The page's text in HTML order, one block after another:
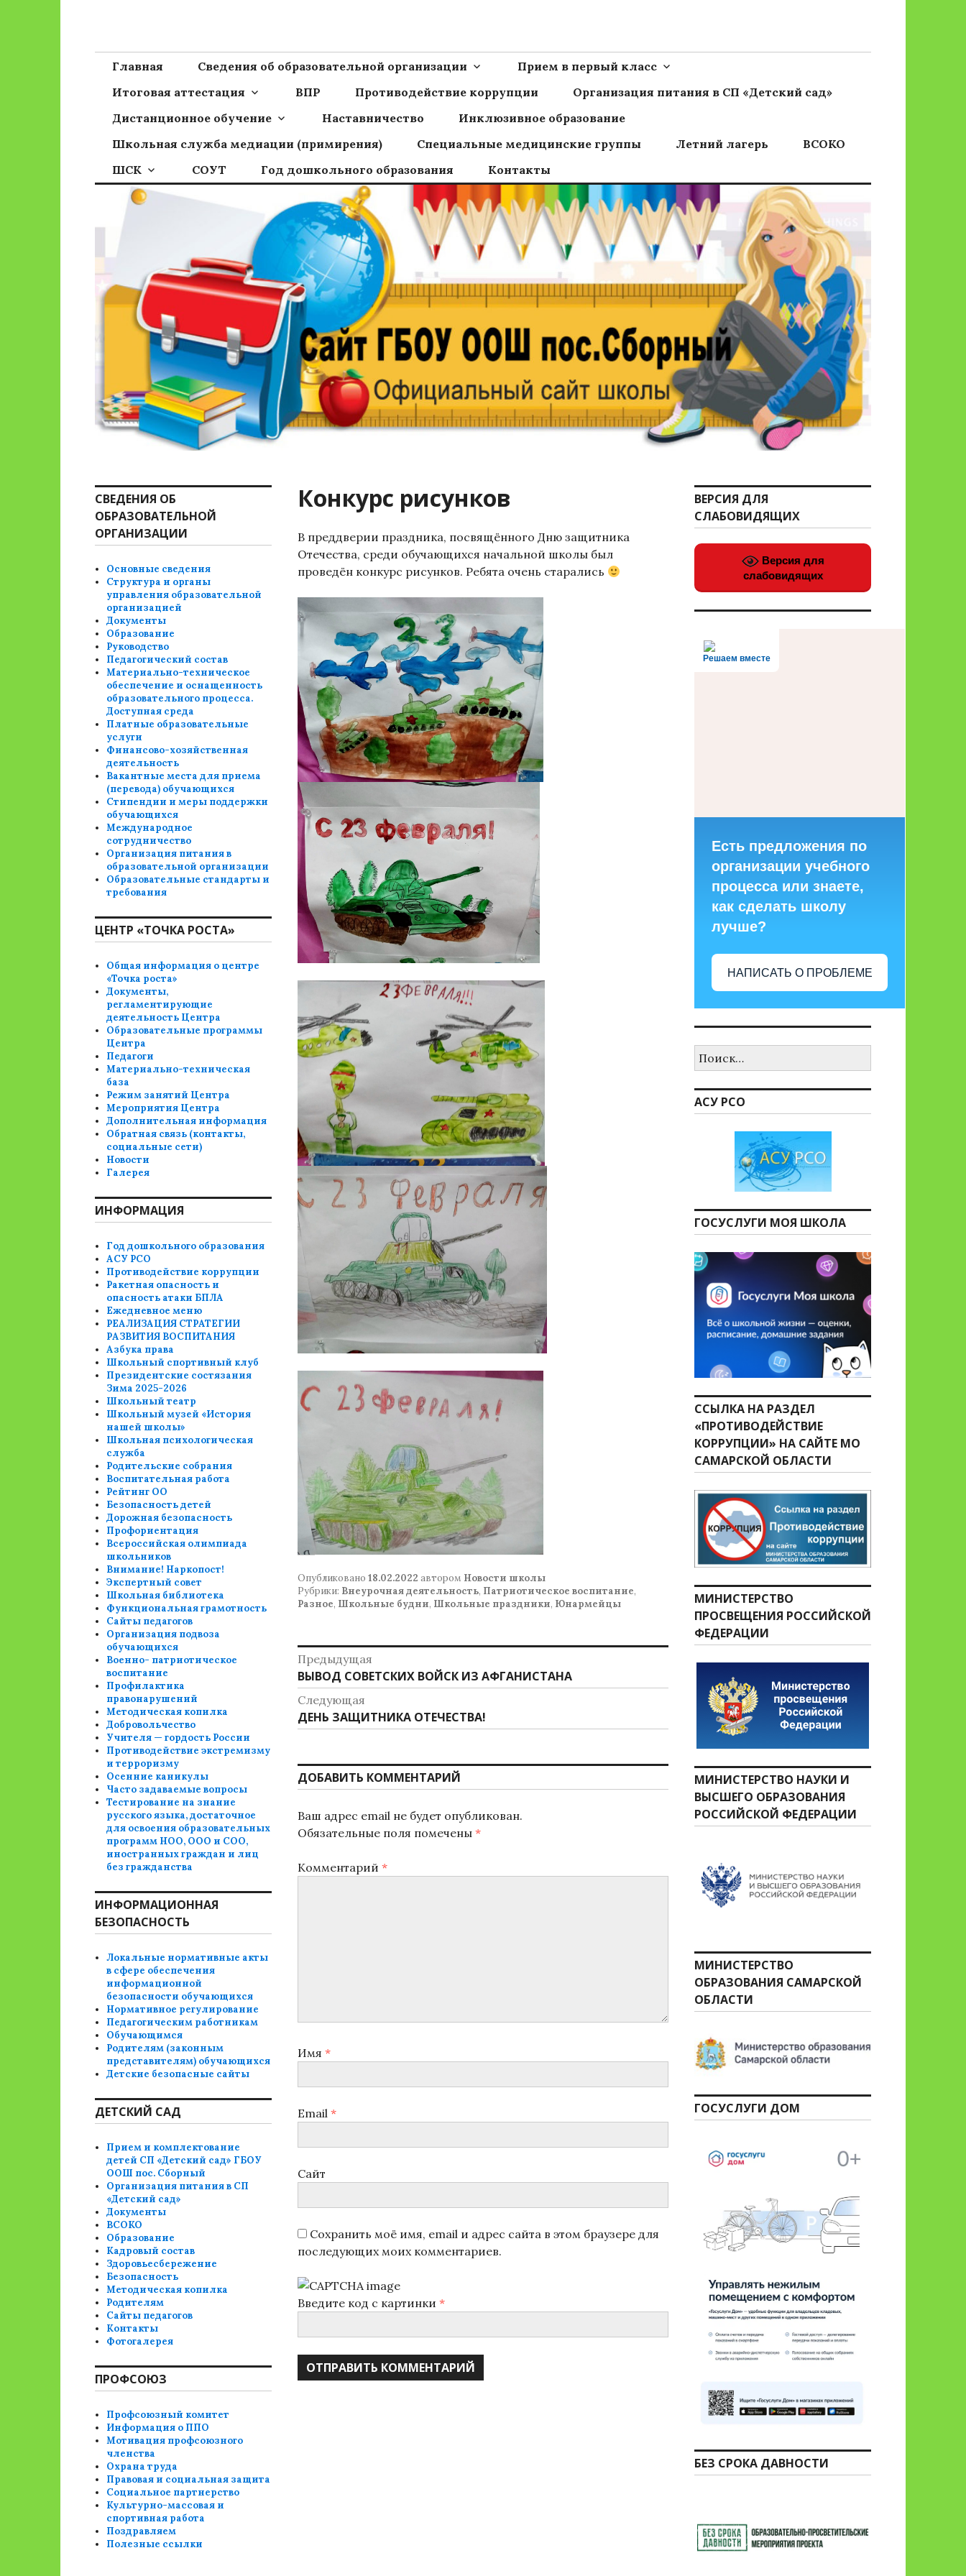
Сайт ГБОУ ООШ пос.Сборный
Главная Сведения об образовательной организации
Прием в первый класс
Итоговая аттестация
ВПР Противодействие коррупции
Организация питания в СП «Детский сад»
Дистанционное обучение
Наставничество
Инклюзивное образование
Школьная служба медиации (примирения)
Специальные медицинские группы Летний лагерь
ВСОКО
ШСК
СОУТ Год дошкольного образования Контакты
Конкурс рисунков
В преддверии праздника, посвящённого Дню защитника
Отечества, среди обучающихся начальной школы был
проведён конкурс рисунков. Ребята очень старались
Опубликовано 18.02.2022 автором Новости школы
Рубрики: Внеурочная деятельность, Патриотическое воспитание,
Разное, Школьные будни, Школьные праздники, Юнармейцы
Навигация
по
записям
Предыдущая
Предыдущая
запись:
ВЫВОД СОВЕТСКИХ ВОЙСК ИЗ АФГАНИСТАНА
Следующая
Следующая
запись:
ДЕНЬ ЗАЩИТНИКА ОТЕЧЕСТВА!
ДОБАВИТЬ КОММЕНТАРИЙ
Ваш адрес email не будет опубликован.
Обязательные поля помечены *
Комментарий *
Имя *
Email *
Сайт
Сохранить моё имя, email и адрес сайта в этом браузере для
последующих моих комментариев.
Введите код с картинки *
СВЕДЕНИЯ ОБ
ОБРАЗОВАТЕЛЬНОЙ
ОРГАНИЗАЦИИ
Основные сведения
Структура и органы
управления образовательной
организацией
Документы
Образование
Руководство
Педагогический состав
Материально-техническое
обеспечение и оснащенность
образовательного процесса.
Доступная среда
Платные образовательные
услуги
Финансово-хозяйственная
деятельность
Вакантные места для приема
(перевода) обучающихся
Стипендии и меры поддержки
обучающихся
Международное
сотрудничество
Организация питания в
образовательной организации
Образовательные стандарты и
требования
ЦЕНТР «ТОЧКА РОСТА»
Общая информация о центре
«Точка роста»
Документы,
регламентирующие
деятельность Центра
Образовательные программы
Центра
Педагоги
Материально-техническая
база
Режим занятий Центра
Мероприятия Центра
Дополнительная информация
Обратная связь (контакты,
социальные сети)
Новости
Галерея
ИНФОРМАЦИЯ
Год дошкольного образования
АСУ РСО
Противодействие коррупции
Ракетная опасность и
опасность атаки БПЛА
Ежедневное меню
РЕАЛИЗАЦИЯ СТРАТЕГИИ
РАЗВИТИЯ ВОСПИТАНИЯ
Азбука права
Школьный спортивный клуб
Президентские состязания
Зима 2025-2026
Школьный театр
Школьный музей «История
нашей школы»
Школьная психологическая
служба
Родительские собрания
Воспитательная работа
Рейтинг ОО
Безопасность детей
Дорожная безопасность
Профориентация
Всероссийская олимпиада
школьников
Внимание! Наркопост!
Экспертный совет
Школьная библиотека
Функциональная грамотность
Сайты педагогов
Организация подвоза
обучающихся
Военно- патриотическое
воспитание
Профилактика
правонарушений
Методическая копилка
Добровольчество
Учителя — гордость России
Противодействие экстремизму
и терроризму
Осенние каникулы
Часто задаваемые вопросы
Тестирование на знание
русского языка, достаточное
для освоения образовательных
программ НОО, ООО и СОО,
иностранных граждан и лиц
без гражданства
ИНФОРМАЦИОННАЯ
БЕЗОПАСНОСТЬ
Локальные нормативные акты
в сфере обеспечения
информационной
безопасности обучающихся
Нормативное регулирование
Педагогическим работникам
Обучающимся
Родителям (законным
представителям) обучающихся
Детские безопасные сайты
ДЕТСКИЙ САД
Прием и комплектование
детей СП «Детский сад» ГБОУ
ООШ пос. Сборный
Организация питания в СП
«Детский сад»
Документы
ВСОКО
Образование
Кадровый состав
Здоровьесбережение
Безопасность
Методическая копилка
Родителям
Сайты педагогов
Контакты
Фотогалерея
ПРОФСОЮЗ
Профсоюзный комитет
Информация о ППО
Мотивация профсоюзного
членства
Охрана труда
Правовая и социальная защита
Социальное партнерство
Культурно-массовая и
спортивная работа
Поздравляем
Полезные ссылки
ВЕРСИЯ ДЛЯ
СЛАБОВИДЯЩИХ
Версия для
слабовидящих
Решаем вместе
Есть предложения по
организации учебного
процесса или знаете,
как сделать школу
лучше?
НАПИСАТЬ О ПРОБЛЕМЕ
АСУ РСО
ГОСУСЛУГИ МОЯ ШКОЛА
ССЫЛКА НА РАЗДЕЛ
«ПРОТИВОДЕЙСТВИЕ
КОРРУПЦИИ» НА САЙТЕ МО
САМАРСКОЙ ОБЛАСТИ
МИНИСТЕРСТВО
ПРОСВЕЩЕНИЯ РОССИЙСКОЙ
ФЕДЕРАЦИИ
МИНИСТЕРСТВО НАУКИ И
ВЫСШЕГО ОБРАЗОВАНИЯ
РОССИЙСКОЙ ФЕДЕРАЦИИ
МИНИСТЕРСТВО
ОБРАЗОВАНИЯ САМАРСКОЙ
ОБЛАСТИ
ГОСУСЛУГИ ДОМ
БЕЗ СРОКА ДАВНОСТИ